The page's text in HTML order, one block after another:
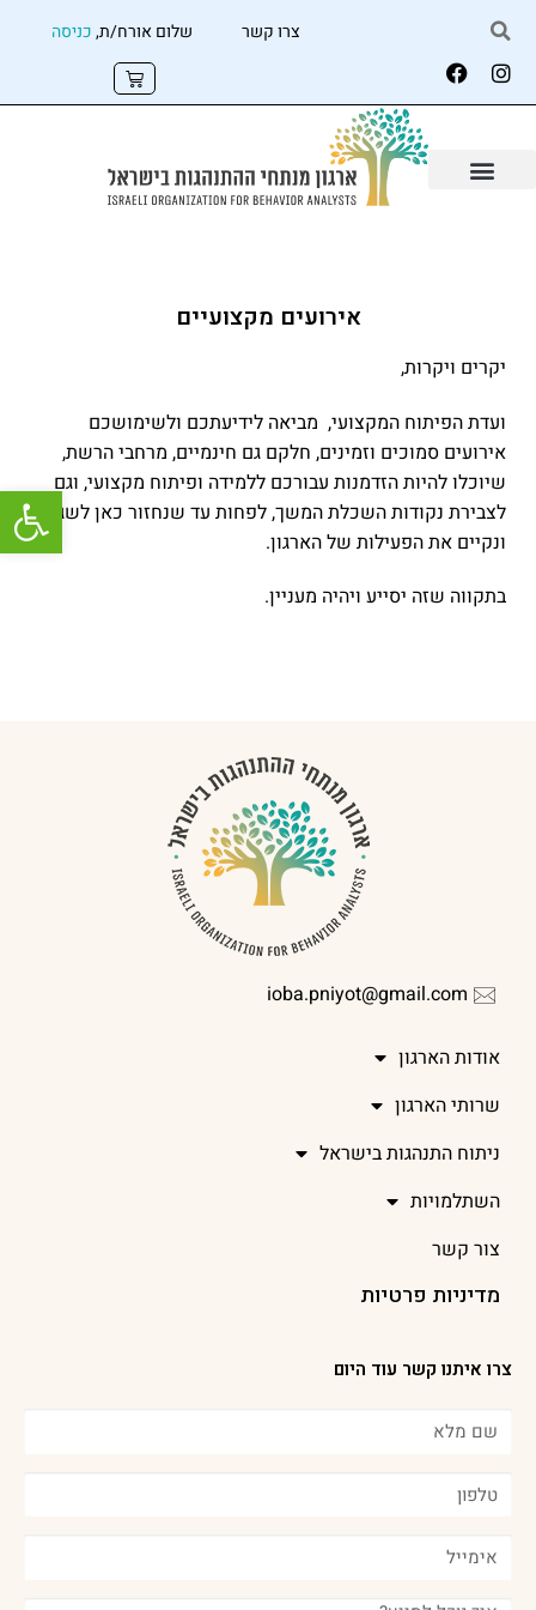
צרו קשר שלום אורח/ת,כניסה
אירועים מקצועיים
יקרים ויקרות,
ועדת הפיתוח המקצועי, מביאה לידיעתכם ולשימושכם
אירועים סמוכים וזמינים, חלקם גם חינמיים, מרחבי הרשת,
שיוכלו להיות הזדמנות עבורכם ללמידה ופיתוח מקצועי, וגם
לצבירת נקודות השכלת המשך, לפחות עד שנחזור כאן לשגרה
ונקיים את הפעילות של הארגון.
בתקווה שזה יסייע ויהיה מעניין.
ioba.pniyot@gmail.com
אודות הארגון
שרותי הארגון
ניתוח התנהגות בישראל
השתלמויות
צור קשר
מדיניות פרטיות
צרו איתנו קשר עוד היום